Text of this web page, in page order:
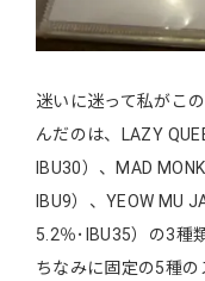
迷いに迷って私がこ
んだのは、LAZY
IBU30）、MAD
IBU9）、YEOW MU
5.2％･IBU35）の3種
ちなみに固定の5種の